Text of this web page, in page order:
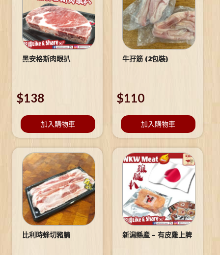
黑安格斯肉眼扒
$138
加入購物車
牛孖筋 (2包裝)
$110
加入購物車
比利時蜂切豬腩 新潟縣產 – 有皮雞上脾